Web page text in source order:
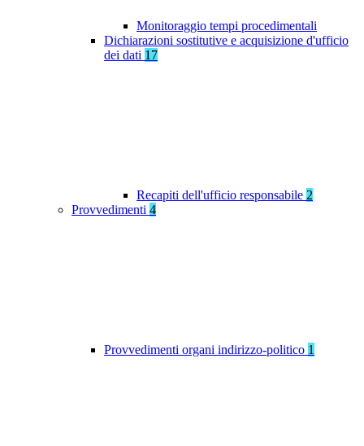
Monitoraggio tempi procedimentali
Dichiarazioni sostitutive e acquisizione d'ufficio
dei dati 17
Recapiti dell'ufficio responsabile 2
Provvedimenti 4
Provvedimenti organi indirizzo-politico 1